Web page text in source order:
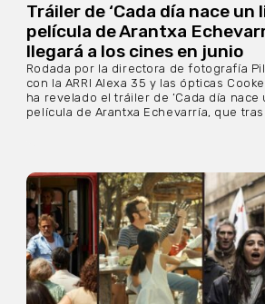
Tráiler de ‘Cada día nace un
película de Arantxa
llegará a los cines en junio
Rodada por la directora de fotografía
con la ARRI Alexa 35 y las ópticas
ha revelado el tráiler de ‘Cada día nace
película de Arantxa Echevarría, que tras